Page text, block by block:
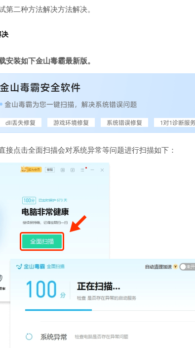
第二种方法解决方法解决。
决
安装如下金山毒霸最新版。
接点击全面扫描会对系统异常等问题进行扫描如下：